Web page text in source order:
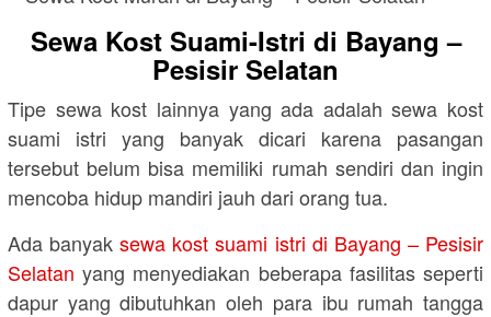
Sewa Kost Suami-Istri di Bayang –
Pesisir Selatan
Tipe sewa kost lainnya yang ada adalah sewa kost
suami istri yang banyak dicari karena pasangan
tersebut belum bisa memiliki rumah sendiri dan ingin
mencoba hidup mandiri jauh dari orang tua.
Ada banyaksewa kost suami istri di Bayang – Pesisir
Selatan yang menyediakan beberapa fasilitas seperti
dapur yang dibutuhkan oleh para ibu rumah tangga